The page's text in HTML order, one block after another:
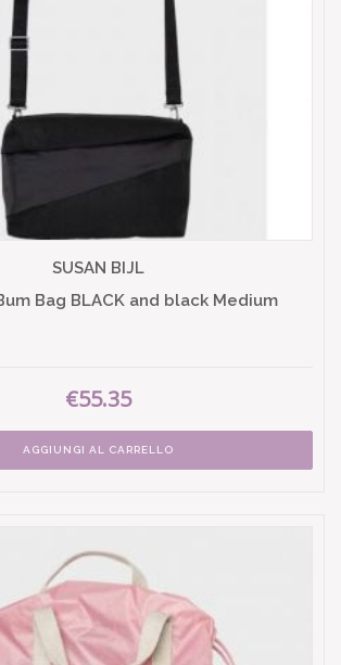
SUSAN BIJL
Bag BLACK and black Medium
€55.35
AGGIUNGI AL CARRELLO